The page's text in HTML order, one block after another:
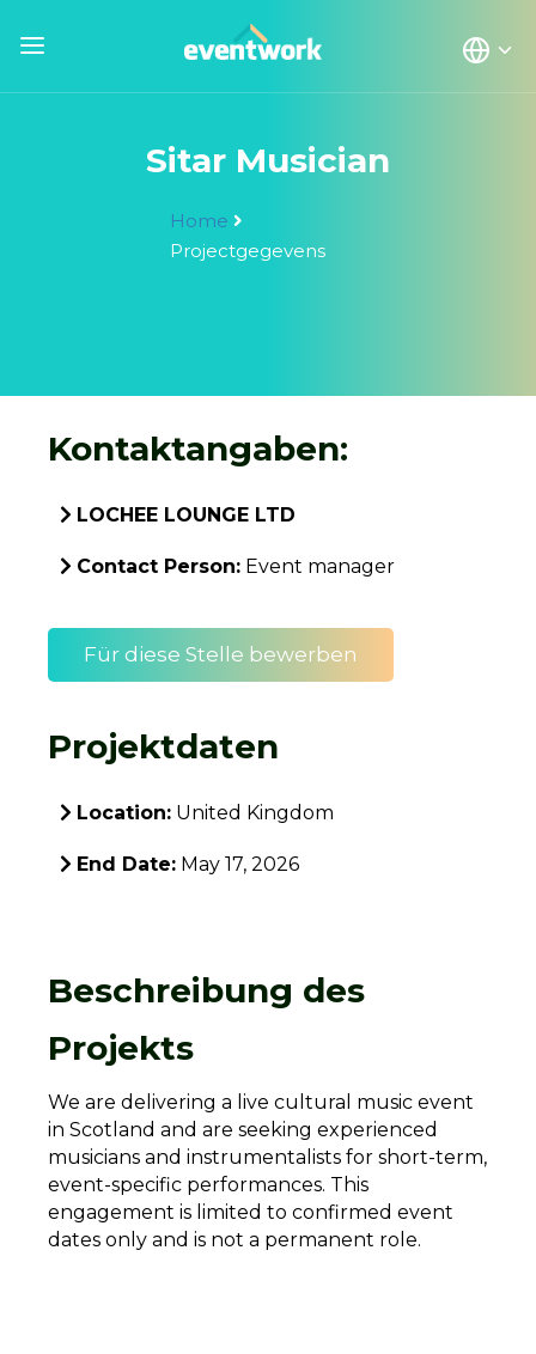
Sitar Musician
Home
Projectgegevens
Kontaktangaben:
LOCHEE LOUNGE LTD
Contact Person: Event manager
Für diese Stelle bewerben
Projektdaten
Location: United Kingdom
End Date: May 17, 2026
Beschreibung des
Projekts
We are delivering a live cultural music event
in Scotland and are seeking experienced
musicians and instrumentalists for short-term,
event-specific performances. This
engagement is limited to confirmed event
dates only and is not a permanent role.